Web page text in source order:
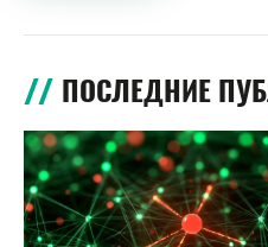
ПОСЛЕДНИЕ